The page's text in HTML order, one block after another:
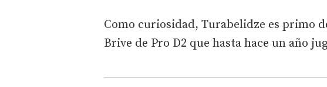
Como curiosidad, Turabelidze es primo
Brive de Pro D2 que hasta hace un año